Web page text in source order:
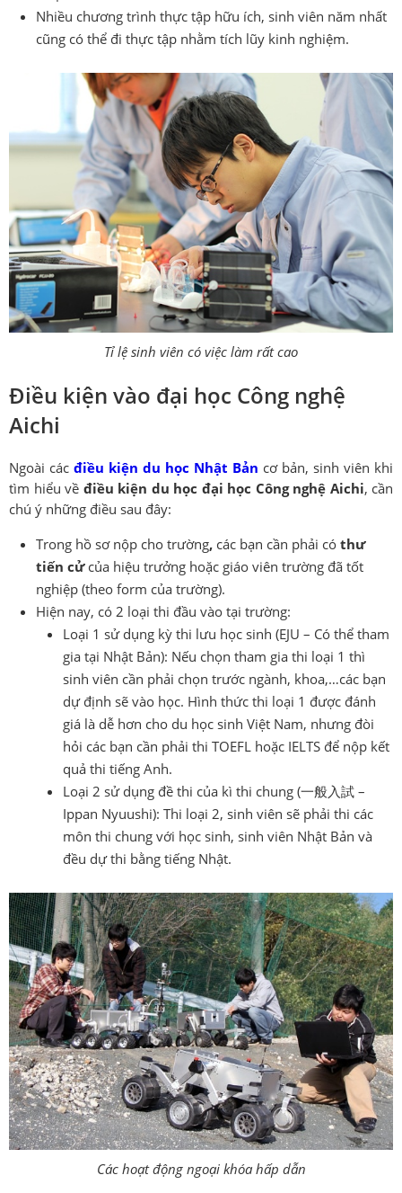
Nhiều chương trình thực tập hữu ích, sinh viên năm nhất
cũng có thể đi thực tập nhằm tích lũy kinh nghiệm.
Tỉ lệ sinh viên có việc làm rất cao
Điều kiện vào đại học Công nghệ
Aichi
Ngoài các điều kiện du học Nhật Bản cơ bản, sinh viên khi
tìm hiểu về điều kiện du học đại học Công nghệ Aichi, cần
chú ý những điều sau đây:
Trong hồ sơ nộp cho trường, các bạn cần phải có thư
tiến cửcủa hiệu trưởng hoặc giáo viên trường đã tốt
nghiệp (theo form của trường).
Hiện nay, có 2 loại thi đầu vào tại trường:
Loại 1 sử dụng kỳ thi lưu học sinh (EJU – Có thể tham
gia tại Nhật Bản): Nếu chọn tham gia thi loại 1 thì
sinh viên cần phải chọn trước ngành, khoa,…các bạn
dự định sẽ vào học. Hình thức thi loại 1 được đánh
giá là dễ hơn cho du học sinh Việt Nam, nhưng đòi
hỏi các bạn cần phải thi TOEFL hoặc IELTS để nộp kết
quả thi tiếng Anh.
Loại 2 sử dụng đề thi của kì thi chung (一般入試 –
Ippan Nyuushi): Thi loại 2, sinh viên sẽ phải thi các
môn thi chung với học sinh, sinh viên Nhật Bản và
đều dự thi bằng tiếng Nhật.
Các hoạt động ngoại khóa hấp dẫn